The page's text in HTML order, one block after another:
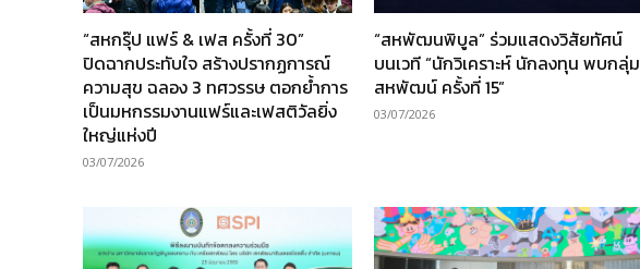
“สหกรุ๊ป แฟร์ & เฟส ครั้งที่ 30”
ปิดฉากประทับใจ สร้างปรากฏการณ์
ความสุข ฉลอง 3 ทศวรรษ ตอกย้ำการ
เป็นมหกรรมงานแฟร์และเฟสติวัลยิ่ง
ใหญ่แห่งปี
03/07/2026
“สหพัฒนพิบูล” ร่วมแสดงวิสัยทัศน์
บนเวที “นักวิเคราะห์ นักลงทุน พบกลุ่ม
สหพัฒน์ ครั้งที่ 15”
03/07/2026